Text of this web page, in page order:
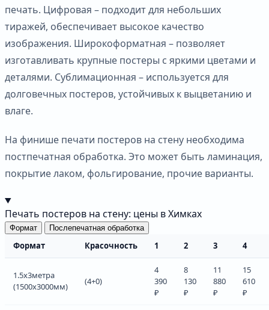
печать. Цифровая – подходит для небольших
тиражей, обеспечивает высокое качество
изображения. Широкоформатная – позволяет
изготавливать крупные постеры с яркими цветами и
деталями. Сублимационная – используется для
долговечных постеров, устойчивых к выцветанию и
влаге.
На финише печати постеров на стену необходима
постпечатная обработка. Это может быть ламинация,
покрытие лаком, фольгирование, прочие варианты.
Печать постеров на стену: цены в Химках
Формат Послепечатная обработка
Формат Красочность 1 2 3 4
1.5х3метра
(1500х3000мм)
(4+0)
4
390
₽
8
130
₽
11
880
₽
15
610
₽